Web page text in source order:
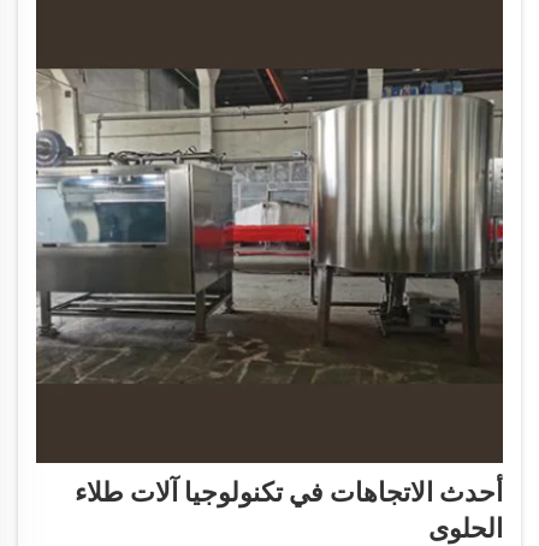
أحدث الاتجاهات في تكنولوجيا آلات طلاء
الحلوى